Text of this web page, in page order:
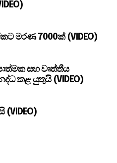
මරණ 7000ක් (VIDEO)
සහ වෘත්තීය
කළ යුතුයි (VIDEO)
(VIDEO)